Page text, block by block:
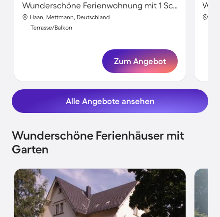
Wunderschöne Ferienwohnung mit 1 Schlafzimmer für 2 Personen
Haan, Mettmann, Deutschland
Terrasse/Balkon
Zum Angebot
Alle Angebote ansehen
Wunderschöne Ferienhäuser mit
Garten